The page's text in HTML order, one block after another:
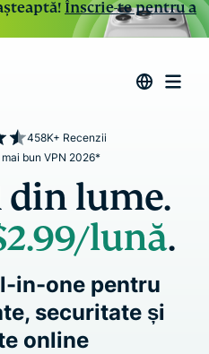
Înscrie-te pentru a
bun VPN 2026*
458K+ Recenzii
din lume.
/lună.
in-one pentru
securitate și
online